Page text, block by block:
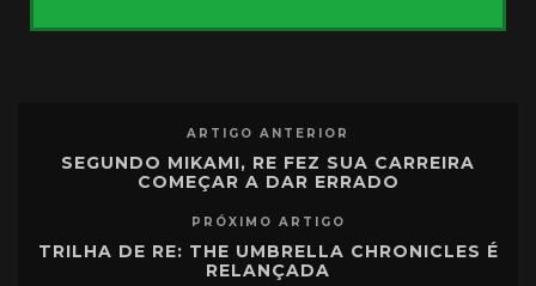
ARTIGO ANTERIOR
SEGUNDO MIKAMI, RE FEZ SUA CARREIRA
COMEÇAR A DAR ERRADO
PRÓXIMO ARTIGO
TRILHA DE RE: THE UMBRELLA CHRONICLES É
RELANÇADA